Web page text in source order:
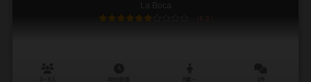
La Boca
6.2